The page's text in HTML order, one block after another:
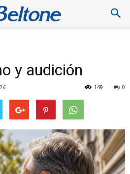
y audición
0
149